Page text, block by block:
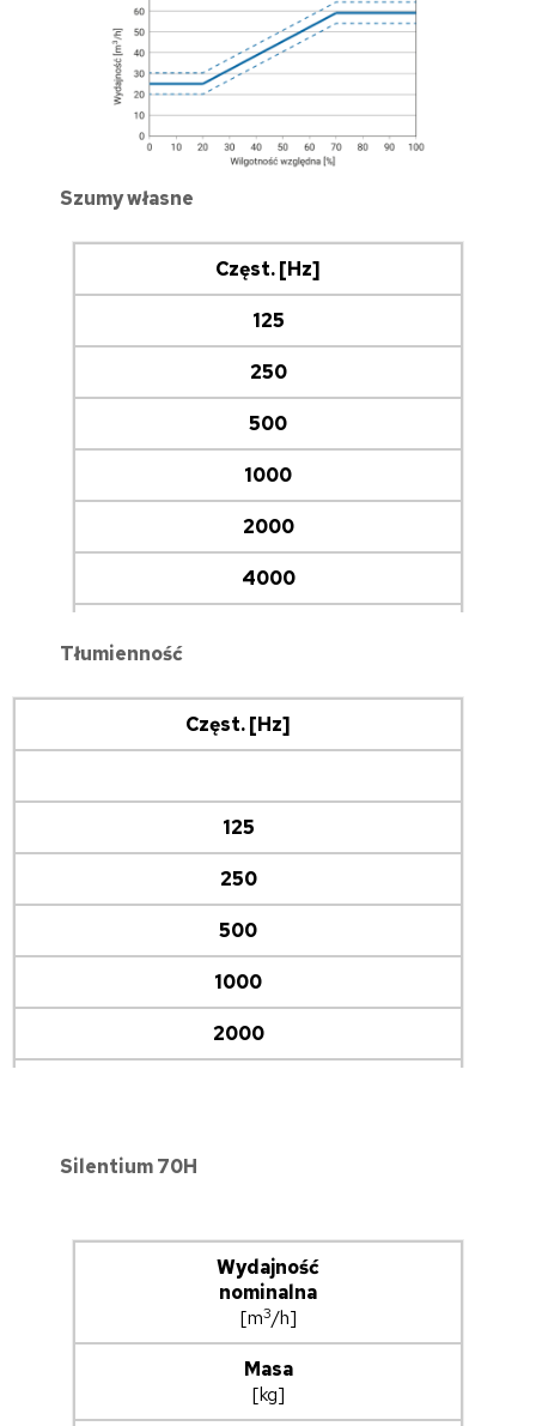
19550005
Szumy własne
Częst. [Hz]
125
250
500
1000
2000
4000
10,6
12,5
14,4
13,4
16,5
17,6
Tłumienność
Częst. [Hz]
125
250
500
1000
2000
Otwarcie max
3,6
5,6
10,9
Silentium 70H
Wydajność
nominalna
[m3/h]
Masa
[kg]